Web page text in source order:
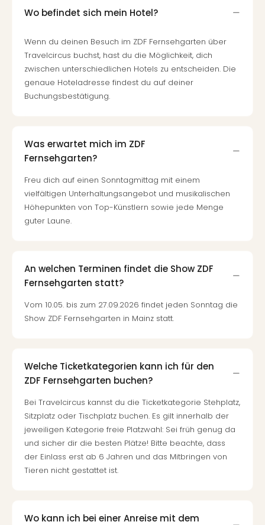
Wo befindet sich mein Hotel?
Wenn du deinen Besuch im ZDF Fernsehgarten über
Travelcircus buchst, hast du die Möglichkeit, dich
zwischen unterschiedlichen Hotels zu entscheiden. Die
genaue Hoteladresse findest du auf deiner
Buchungsbestätigung.
Was erwartet mich im ZDF
Fernsehgarten?
Freu dich auf einen Sonntagmittag mit einem
vielfältigen Unterhaltungsangebot und musikalischen
Höhepunkten von Top-Künstlern sowie jede Menge
guter Laune.
An welchen Terminen findet die Show ZDF
Fernsehgarten statt?
Vom 10.05. bis zum 27.09.2026 findet jeden Sonntag die
Show ZDF Fernsehgarten in Mainz statt.
Welche Ticketkategorien kann ich für den
ZDF Fernsehgarten buchen?
Bei Travelcircus kannst du die Ticketkategorie Stehplatz,
Sitzplatz oder Tischplatz buchen. Es gilt innerhalb der
jeweiligen Kategorie freie Platzwahl: Sei früh genug da
und sicher dir die besten Plätze! Bitte beachte, dass
der Einlass erst ab 6 Jahren und das Mitbringen von
Tieren nicht gestattet ist.
Wo kann ich bei einer Anreise mit dem